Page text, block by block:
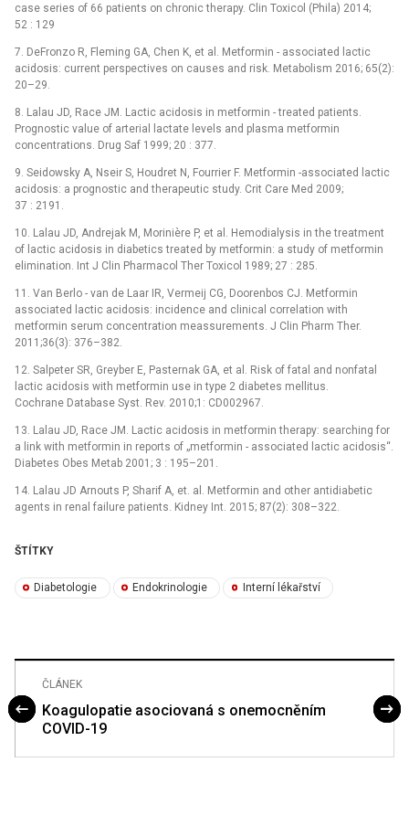
case series of 66 patients on chronic therapy. Clin Toxicol (Phila) 2014;
52 : 129
7. DeFronzo R, Fleming GA, Chen K, et al. Metformin -⁠ associated lactic
acidosis: current perspectives on causes and risk. Metabolism 2016; 65(2):
20–29.
8. Lalau JD, Race JM. Lactic acidosis in metformin -⁠ treated patients.
Prognostic value of arterial lactate levels and plasma metformin
concentrations. Drug Saf 1999; 20 : 377.
9. Seidowsky A, Nseir S, Houdret N, Fourrier F. Metformin -associated lactic
acidosis: a prognostic and therapeutic study. Crit Care Med 2009;
37 : 2191.
10. Lalau JD, Andrejak M, Morinière P, et al. Hemodialysis in the treatment
of lactic acidosis in diabetics treated by metformin: a study of metformin
elimination. Int J Clin Pharmacol Ther Toxicol 1989; 27 : 285.
11. Van Berlo -⁠ van de Laar IR, Vermeij CG, Doorenbos CJ. Metformin
associated lactic acidosis: incidence and clinical correlation with
metformin serum concentration meassurements. J Clin Pharm Ther.
2011;36(3): 376–382.
12. Salpeter SR, Greyber E, Pasternak GA, et al. Risk of fatal and nonfatal
lactic acidosis with metformin use in type 2 diabetes mellitus.
Cochrane Database Syst. Rev. 2010;1: CD002967.
13. Lalau JD, Race JM. Lactic acidosis in metformin therapy: searching for
a link with metformin in reports of „metformin -⁠ associated lactic acidosis“.
Diabetes Obes Metab 2001; 3 : 195–201.
14. Lalau JD Arnouts P, Sharif A, et. al. Metformin and other antidiabetic
agents in renal failure patients. Kidney Int. 2015; 87(2): 308–322.
ŠTÍTKY
Diabetologie Endokrinologie Interní lékařství
ČLÁNEK
Koagulopatie asociovaná s onemocněním
COVID-19